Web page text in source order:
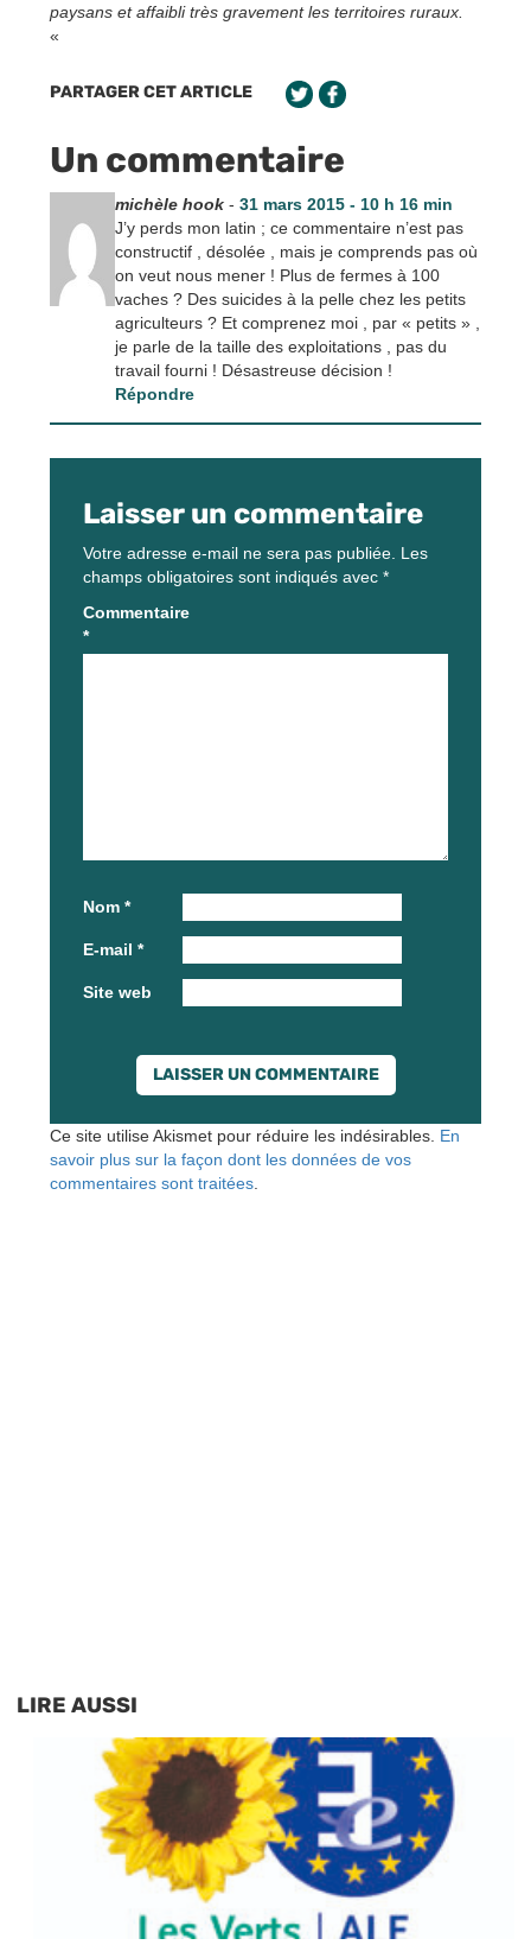
paysans et affaibli très gravement les territoires ruraux.
«
PARTAGER CET ARTICLE
Un commentaire
michèle hook- 31 mars 2015 - 10 h 16 min
J’y perds mon latin ; ce commentaire n’est pas
constructif , désolée , mais je comprends pas où
on veut nous mener ! Plus de fermes à 100
vaches ? Des suicides à la pelle chez les petits
agriculteurs ? Et comprenez moi , par « petits » ,
je parle de la taille des exploitations , pas du
travail fourni ! Désastreuse décision !
Répondre
Laisser un commentaire
Votre adresse e-mail ne sera pas publiée. Les
champs obligatoires sont indiqués avec *
Commentaire
*
Nom *
E-mail *
Site web
Ce site utilise Akismet pour réduire les indésirables. En
savoir plus sur la façon dont les données de vos
commentaires sont traitées
LIRE AUSSI